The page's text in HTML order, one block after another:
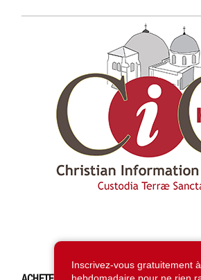
Inscrivez-vous gratuitement